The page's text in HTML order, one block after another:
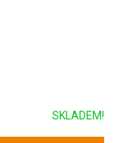
SKLADEM!